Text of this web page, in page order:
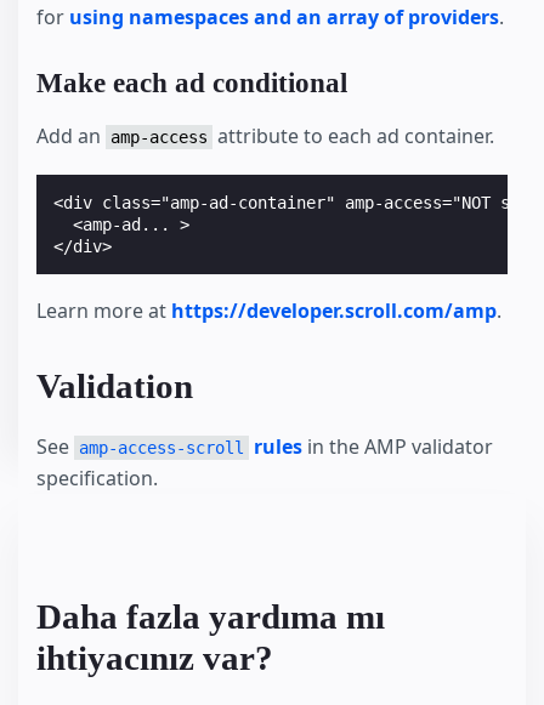
for using namespaces and an array of providers.
Make each ad conditional
Add an amp-access attribute to each ad container.
<div class="amp-ad-container" amp-access="NOT
  <amp-ad... >
Learn more at https://developer.scroll.com/amp.
Validation
See amp-access-scroll rules in the AMP validator
specification.
Daha fazla yardıma mı
ihtiyacınız var?